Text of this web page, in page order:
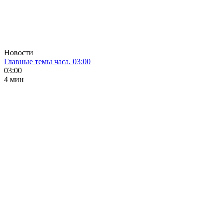
Новости
Главные темы часа. 03:00
03:00
4 мин